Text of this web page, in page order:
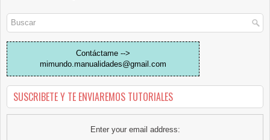
Contáctame -->
mimundo.manualidades@gmail.com
SUSCRIBETE Y TE ENVIAREMOS TUTORIALES
Enter your email address: